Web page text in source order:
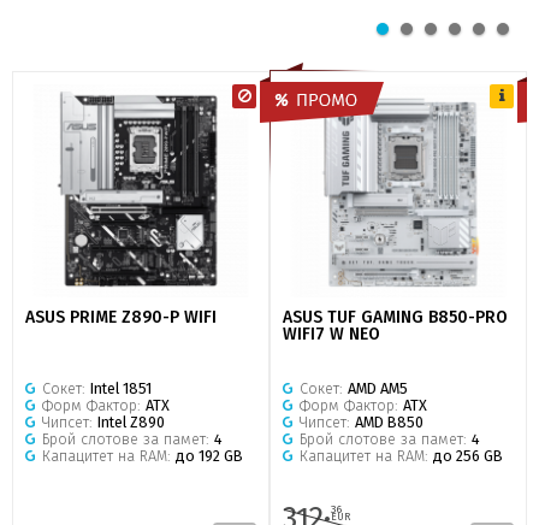
ASUS PRIME Z890-P WIFI
Сокет: Intel 1851
Форм Фактор: ATX
Чипсет: Intel Z890
Брой слотове за памет: 4
Капацитет на RAM: до 192 GB
ASUS TUF GAMING B850-PRO
WIFI7 W NEO
Сокет: AMD AM5
Форм Фактор: ATX
Чипсет: AMD B850
Брой слотове за памет: 4
Капацитет на RAM: до 256 GB
36
EUR